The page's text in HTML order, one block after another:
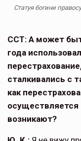
Статуя богини
ССТ: А может
года
сталкивались с
как
возникают?